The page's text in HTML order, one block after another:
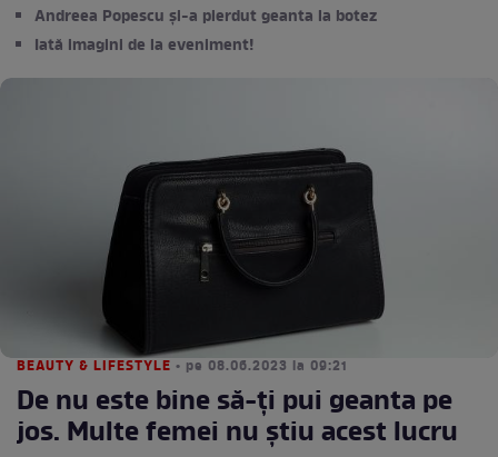
Andreea Popescu și-a pierdut geanta la botez
Iată imagini de la eveniment!
BEAUTY & LIFESTYLE • pe 08.06.2023 la 09:21
De nu este bine să-ți pui geanta pe
jos. Multe femei nu știu acest lucru